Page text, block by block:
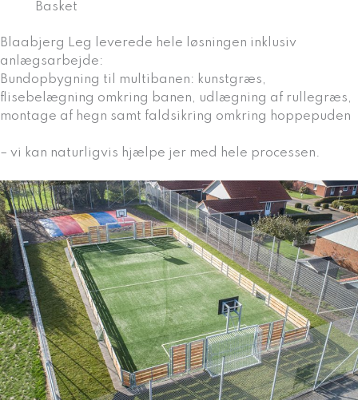
Basket
Blaabjerg Leg leverede hele løsningen inklusiv
anlægsarbejde:
Bundopbygning til multibanen: kunstgræs,
flisebelægning omkring banen, udlægning af rullegræs,
montage af hegn samt faldsikring omkring hoppepuden
– vi kan naturligvis hjælpe jer med hele processen.